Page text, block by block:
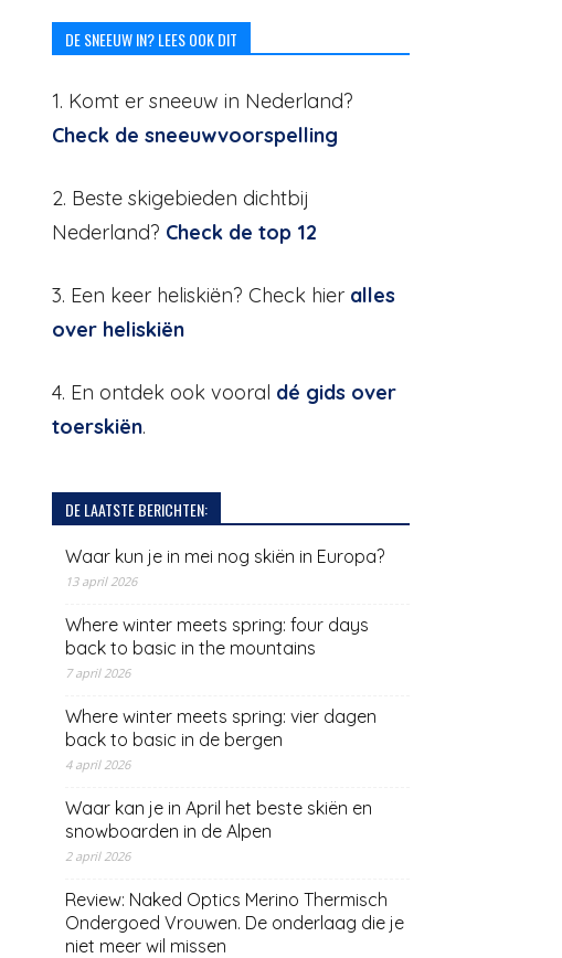
DE SNEEUW IN? LEES OOK DIT
1. Komt er sneeuw in Nederland?
Check de sneeuwvoorspelling
2. Beste skigebieden dichtbij
Nederland? Check de top 12
3. Een keer heliskiën? Check hier alles
over heliskiën
4. En ontdek ook vooral dé gids over
toerskiën.
DE LAATSTE BERICHTEN:
Waar kun je in mei nog skiën in Europa?
13 april 2026
Where winter meets spring: four days
back to basic in the mountains
7 april 2026
Where winter meets spring: vier dagen
back to basic in de bergen
4 april 2026
Waar kan je in April het beste skiën en
snowboarden in de Alpen
2 april 2026
Review: Naked Optics Merino Thermisch
Ondergoed Vrouwen. De onderlaag die je
niet meer wil missen